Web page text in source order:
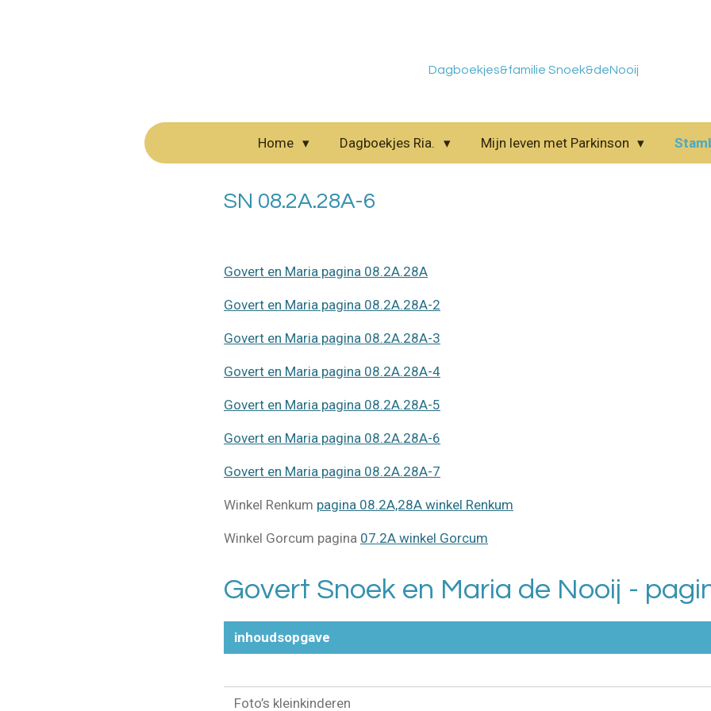
Dagboekjes&familie Snoek&deNooij
Home Dagboekjes Ria. Mijn leven met Parkinson
SN 08.2A.28A-6
Govert en Maria pagina 08.2A.28A
Govert en Maria pagina 08.2A.28A-2
Govert en Maria pagina 08.2A.28A-3
Govert en Maria pagina 08.2A.28A-4
Govert en Maria pagina 08.2A.28A-5
Govert en Maria pagina 08.2A.28A-6
Govert en Maria pagina 08.2A.28A-7
Winkel Renkum pagina 08.2A,28A winkel Renkum
Winkel Gorcum pagina 07.2A winkel Gorcum
Govert Snoek en Maria de Nooij -
inhoudsopgave
Foto’s kleinkinderen